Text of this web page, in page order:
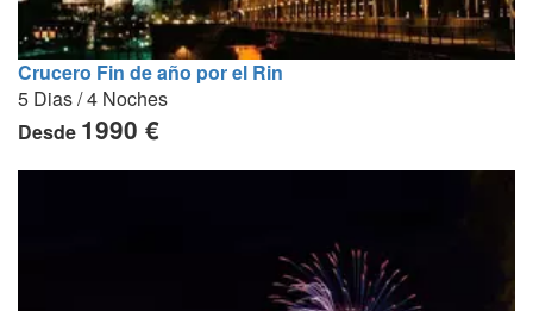
Crucero Fin de año por el Rin
5 Dias / 4 Noches
Desde 1990 €